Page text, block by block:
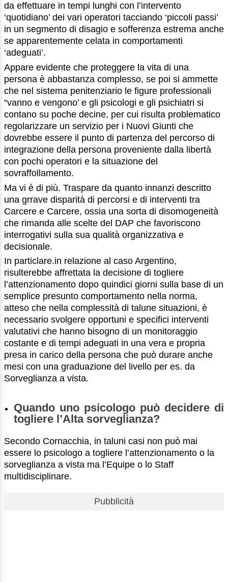
da effettuare in tempi lunghi con l’intervento
‘quotidiano’ dei vari operatori tacciando ‘piccoli passi’
in un segmento di disagio e sofferenza estrema anche
se apparentemente celata in comportamenti
‘adeguati’.
Appare evidente che proteggere la vita di una
persona è abbastanza complesso, se poi si ammette
che nel sistema penitenziario le figure professionali
“vanno e vengono’ e gli psicologi e gli psichiatri si
contano su poche decine, per cui risulta problematico
regolarizzare un servizio per i Nuovi Giunti che
dovrebbe essere il punto di partenza del percorso di
integrazione della persona proveniente dalla libertà
con pochi operatori e la situazione del
sovraffollamento.
Ma vi è di più. Traspare da quanto innanzi descritto
una grrave disparità di percorsi e di interventi tra
Carcere e Carcere, ossia una sorta di disomogeneità
che rimanda alle scelte del DAP che favoriscono
interrogativi sulla sua qualità organizzativa e
decisionale.
In particlare.in relazione al caso Argentino,
risulterebbe affrettata la decisione di togliere
l’attenzionamento dopo quindici giorni sulla base di un
semplice presunto comportamento nella norma,
atteso che nella complessità di talune situazioni, è
necessario svolgere opportuni e specifici interventi
valutativi che hanno bisogno di un monitoraggio
costante e di tempi adeguati in una vera e propria
presa in carico della persona che può durare anche
mesi con una graduazione del livello per es. da
Sorveglianza a vista.
Quando uno psicologo può decidere di
togliere l’Alta sorveglianza?
Secondo Cornacchia, in taluni casi non può mai
essere lo psicologo a togliere l’attenzionamento o la
sorveglianza a vista ma l’Equipe o lo Staff
multidisciplinare.
Pubblicità